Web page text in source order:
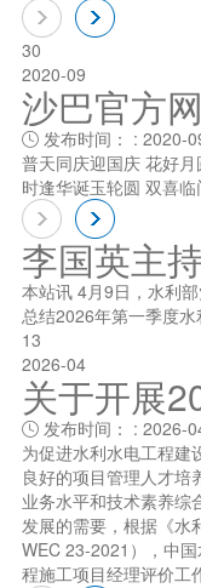
30
2020-09
沙巴官方
发布时间： : 2020-
普天同庆迎国庆 花好
时逢华诞玉轮圆 双喜临
李国英主
本站讯 4月9日，水利
总结2026年第一季度水
13
2026-04
关于开展
发布时间： : 2026-
为促进水利水电工程建
良好的项目管理人才培
业务水平和技术素养综
发展的需要，根据《水
WEC 23-2021），中
程施工项目经理评价工